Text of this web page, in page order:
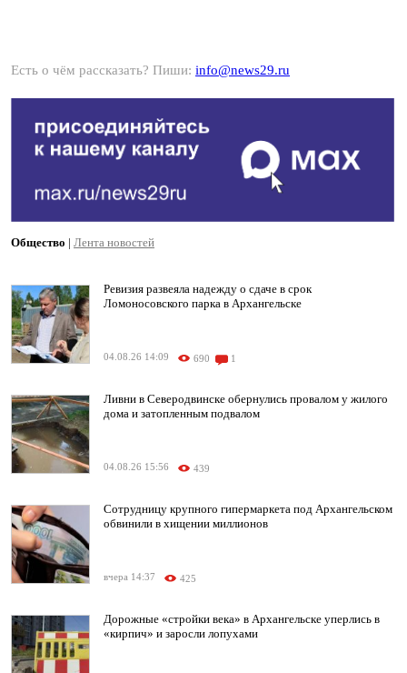
Есть о чём рассказать? Пиши: info@news29.ru
Общество | Лента новостей
Ревизия развеяла надежду о сдаче в срок
Ломоносовского парка в Архангельске
04.08.26 14:09 690 1
Ливни в Северодвинске обернулись провалом у жилого
дома и затопленным подвалом
04.08.26 15:56 439
Сотрудницу крупного гипермаркета под Архангельском
обвинили в хищении миллионов
вчера 14:37 425
Дорожные «стройки века» в Архангельске уперлись в
«кирпич» и заросли лопухами